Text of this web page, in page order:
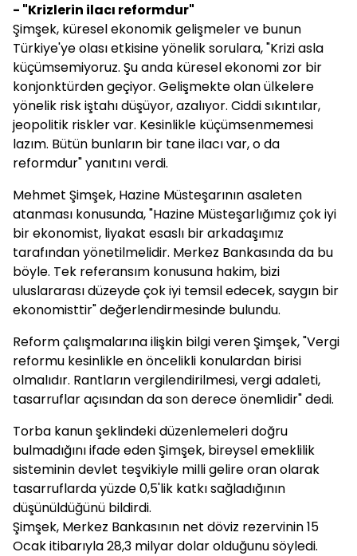
- "Krizlerin ilacı reformdur"
Şimşek, küresel ekonomik gelişmeler ve bunun
Türkiye'ye olası etkisine yönelik sorulara, "Krizi asla
küçümsemiyoruz. Şu anda küresel ekonomi zor bir
konjonktürden geçiyor. Gelişmekte olan ülkelere
yönelik risk iştahı düşüyor, azalıyor. Ciddi sıkıntılar,
jeopolitik riskler var. Kesinlikle küçümsenmemesi
lazım. Bütün bunların bir tane ilacı var, o da
reformdur" yanıtını verdi.
Mehmet Şimşek, Hazine Müsteşarının asaleten
atanması konusunda, "Hazine Müsteşarlığımız çok iyi
bir ekonomist, liyakat esaslı bir arkadaşımız
tarafından yönetilmelidir. Merkez Bankasında da bu
böyle. Tek referansım konusuna hakim, bizi
uluslararası düzeyde çok iyi temsil edecek, saygın bir
ekonomisttir" değerlendirmesinde bulundu.
Reform çalışmalarına ilişkin bilgi veren Şimşek, "Vergi
reformu kesinlikle en öncelikli konulardan birisi
olmalıdır. Rantların vergilendirilmesi, vergi adaleti,
tasarruflar açısından da son derece önemlidir" dedi.
Torba kanun şeklindeki düzenlemeleri doğru
bulmadığını ifade eden Şimşek, bireysel emeklilik
sisteminin devlet teşvikiyle milli gelire oran olarak
tasarruflarda yüzde 0,5'lik katkı sağladığının
düşünüldüğünü bildirdi.
Şimşek, Merkez Bankasının net döviz rezervinin 15
Ocak itibarıyla 28,3 milyar dolar olduğunu söyledi.